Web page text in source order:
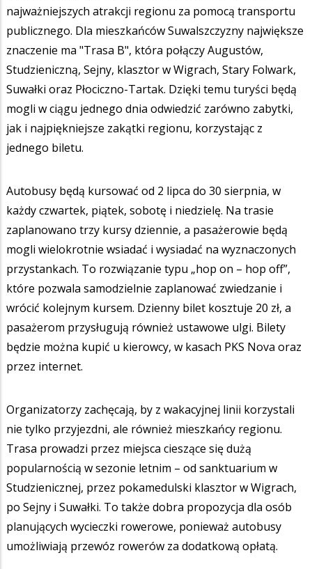
najważniejszych atrakcji regionu za pomocą transportu
publicznego. Dla mieszkańców Suwalszczyzny największe
znaczenie ma "Trasa B", która połączy Augustów,
Studzieniczną, Sejny, klasztor w Wigrach, Stary Folwark,
Suwałki oraz Płociczno-Tartak. Dzięki temu turyści będą
mogli w ciągu jednego dnia odwiedzić zarówno zabytki,
jak i najpiękniejsze zakątki regionu, korzystając z
jednego biletu.
Autobusy będą kursować od 2 lipca do 30 sierpnia, w
każdy czwartek, piątek, sobotę i niedzielę. Na trasie
zaplanowano trzy kursy dziennie, a pasażerowie będą
mogli wielokrotnie wsiadać i wysiadać na wyznaczonych
przystankach. To rozwiązanie typu „hop on – hop off”,
które pozwala samodzielnie zaplanować zwiedzanie i
wrócić kolejnym kursem. Dzienny bilet kosztuje 20 zł, a
pasażerom przysługują również ustawowe ulgi. Bilety
będzie można kupić u kierowcy, w kasach PKS Nova oraz
przez internet.
Organizatorzy zachęcają, by z wakacyjnej linii korzystali
nie tylko przyjezdni, ale również mieszkańcy regionu.
Trasa prowadzi przez miejsca cieszące się dużą
popularnością w sezonie letnim – od sanktuarium w
Studzienicznej, przez pokamedulski klasztor w Wigrach,
po Sejny i Suwałki. To także dobra propozycja dla osób
planujących wycieczki rowerowe, ponieważ autobusy
umożliwiają przewóz rowerów za dodatkową opłatą.